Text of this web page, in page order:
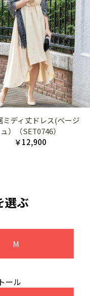
ミディ丈ドレス(ベージ
ュ）（SET0746）
￥12,900
選ぶ
M
ール